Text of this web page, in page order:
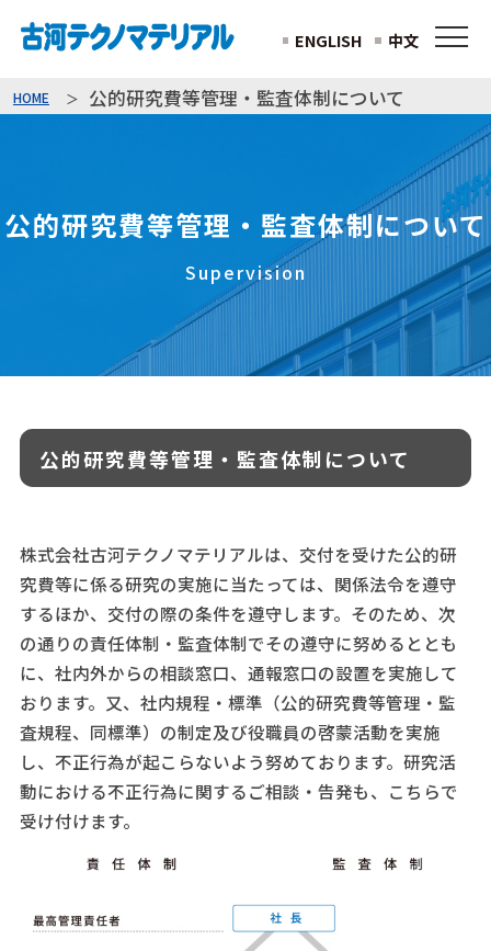
ENGLISH 中文
HOME 公的研究費等管理・監査体制について
公的研究費等管理・監査体制について
Supervision
公的研究費等管理・監査体制について
株式会社古河テクノマテリアルは、交付を受けた公的研
究費等に係る研究の実施に当たっては、関係法令を遵守
するほか、交付の際の条件を遵守します。そのため、次
の通りの責任体制・監査体制でその遵守に努めるととも
に、社内外からの相談窓口、通報窓口の設置を実施して
おります。又、社内規程・標準（公的研究費等管理・監
査規程、同標準）の制定及び役職員の啓蒙活動を実施
し、不正行為が起こらないよう努めております。研究活
動における不正行為に関するご相談・告発も、こちらで
受け付けます。